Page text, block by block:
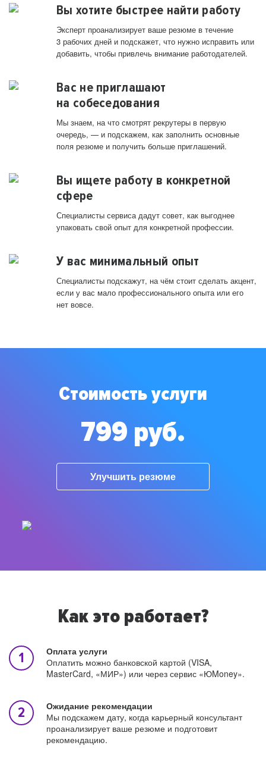
Вы хотите быстрее найти работу
Эксперт проанализирует ваше резюме в течение
3 рабочих дней и подскажет, что нужно исправить или
добавить, чтобы привлечь внимание работодателей.
Вас не приглашают
на собеседования
Мы знаем, на что смотрят рекрутеры в первую
очередь, — и подскажем, как заполнить основные
поля резюме и получить больше приглашений.
Вы ищете работу в конкретной
сфере
Специалисты сервиса дадут совет, как выгоднее
упаковать свой опыт для конкретной профессии.
У вас минимальный опыт
Специалисты подскажут, на чём стоит сделать акцент,
если у вас мало профессионального опыта или его
нет вовсе.
Стоимость услуги
799 руб.
Улучшить резюме
Как это работает?
Оплата услуги
Оплатить можно банковской картой (VISA,
MasterCard, «МИР») или через сервис «ЮMoney».
Ожидание рекомендации
Мы подскажем дату, когда карьерный консультант
проанализирует ваше резюме и подготовит
рекомендацию.